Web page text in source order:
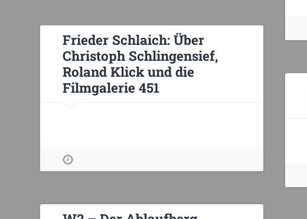
Frieder Schlaich: Über
Christoph Schlingensief,
Roland Klick und die
Filmgalerie 451